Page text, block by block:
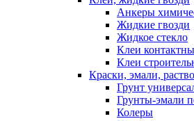
Анкеры
Жидкие гвозди
Жидкое стекло
Клеи
Клеи
Краски, эмали,
Грунт
Грунты-эмали
Колеры